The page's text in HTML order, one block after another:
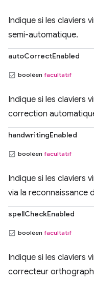
Indique si les claviers
semi-automatique.
autoCorrectEnabled
booléen facultatif
Indique si les claviers
correction
handwritingEnabled
booléen facultatif
Indique si les claviers
via la reconnaissance
spellCheckEnabled
booléen facultatif
Indique si les claviers
correcteur